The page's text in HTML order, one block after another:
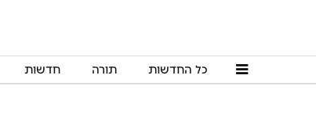
כל החדשות תורה חדשות